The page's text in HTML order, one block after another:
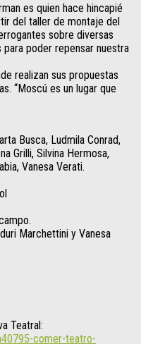
es quien hace hincapié
del taller de montaje del
sobre diversas
poder repensar nuestra
realizan sus propuestas
“Moscú es un lugar que
Busca, Ludmila Conrad,
Grilli, Silvina Hermosa,
Vanesa Verati.
Marchettini y Vanesa
Teatral:
comer-teatro-